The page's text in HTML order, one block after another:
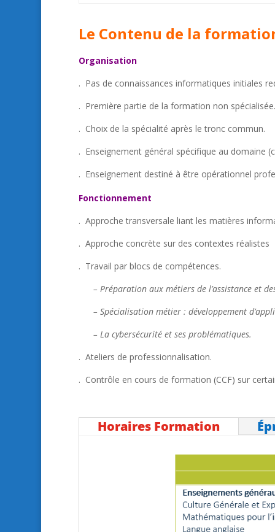
Le Contenu de la
Organisation
. Pas de connaissances informatiques initiales
. Première partie de la formation non spécialisée.
. Choix de la spécialité après le tronc commun.
. Enseignement général spécifique au domaine
. Enseignement destiné à être opérationnel
Fonctionnement
. Approche transversale liant les matières
. Approche concrète sur des contextes réalistes
. Travail par blocs de compétences.
– Préparation aux métiers de l’assistance et
– Spécialisation métier : développement
– La cybersécurité et ses problématiques.
. Ateliers de professionnalisation.
. Contrôle en cours de formation (CCF) sur
Horaires Formation